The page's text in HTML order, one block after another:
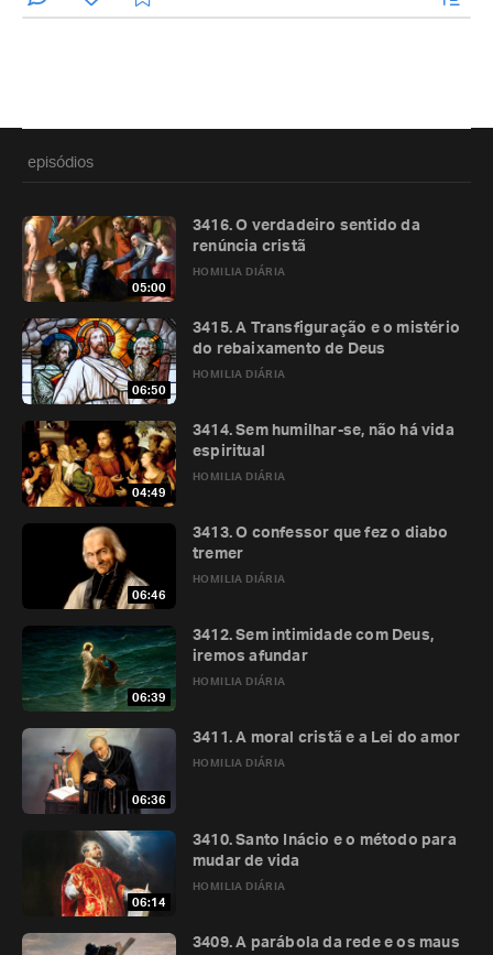
episódios
05:00
HOMILIA DIÁRIA
3416. O verdadeiro sentido da
renúncia cristã
06:50
HOMILIA DIÁRIA
3415. A Transfiguração e o mistério
do rebaixamento de Deus
04:49
HOMILIA DIÁRIA
3414. Sem humilhar-se, não há vida
espiritual
06:46
HOMILIA DIÁRIA
3413. O confessor que fez o diabo
tremer
06:39
HOMILIA DIÁRIA
3412. Sem intimidade com Deus,
iremos afundar
06:36
HOMILIA DIÁRIA
3411. A moral cristã e a Lei do amor
06:14
HOMILIA DIÁRIA
3410. Santo Inácio e o método para
mudar de vida
3409. A parábola da rede e os maus